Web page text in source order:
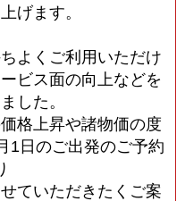
げます。
よくご利用いただけ
ビス面の向上などを
した。
格上昇や諸物価の度
1日のご出発のご予約
ていただきたくご案